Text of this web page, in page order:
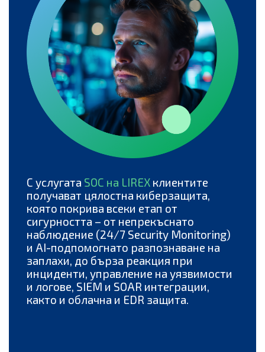
С услугата SOC на LIREX клиентите
получават цялостна киберзащита,
която покрива всеки етап от
сигурността – от непрекъснато
наблюдение (24/7 Security Monitoring)
и AI-подпомогнато разпознаване на
заплахи, до бърза реакция при
инциденти, управление на уязвимости
и логове, SIEM и SOAR интеграции,
както и облачна и EDR защита.